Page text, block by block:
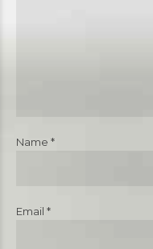
Name *
Email *